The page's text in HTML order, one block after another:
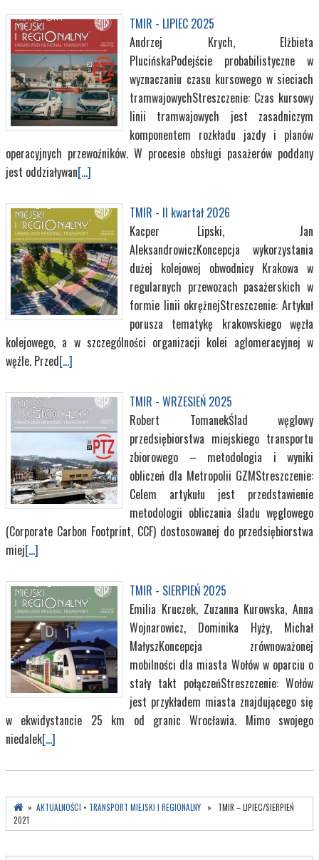
TMIR - LIPIEC 2025
Andrzej Krych, Elżbieta
PlucińskaPodejście probabilistyczne w
wyznaczaniu czasu kursowego w sieciach
tramwajowychStreszczenie: Czas kursowy
linii tramwajowych jest zasadniczym
komponentem rozkładu jazdy i planów
operacyjnych przewoźników. W procesie obsługi pasażerów poddany
jest oddziaływan[...]
TMIR - II kwartał 2026
Kacper Lipski, Jan
AleksandrowiczKoncepcja wykorzystania
dużej kolejowej obwodnicy Krakowa w
regularnych przewozach pasażerskich w
formie linii okrężnejStreszczenie: Artykuł
porusza tematykę krakowskiego węzła
kolejowego, a w szczególności organizacji kolei aglomeracyjnej w
węźle. Przed[...]
TMIR - WRZESIEŃ 2025
Robert TomanekŚlad węglowy
przedsiębiorstwa miejskiego transportu
zbiorowego – metodologia i wyniki
obliczeń dla Metropolii GZMStreszczenie:
Celem artykułu jest przedstawienie
metodologii obliczania śladu węglowego
(Corporate Carbon Footprint, CCF) dostosowanej do przedsiębiorstwa
miej[...]
TMIR - SIERPIEŃ 2025
Emilia Kruczek, Zuzanna Kurowska, Anna
Wojnarowicz, Dominika Hyży, Michał
MałyszKoncepcja zrównoważonej
mobilności dla miasta Wołów w oparciu o
stały takt połączeńStreszczenie: Wołów
jest przykładem miasta znajdującego się
w ekwidystancie 25 km od granic Wrocławia. Mimo swojego
niedalek[...]
» AKTUALNOŚCI • TRANSPORT MIEJSKI I REGIONALNY » TMIR – LIPIEC/SIERPIEŃ
2021